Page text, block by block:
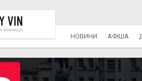
НОВИНИ АФІША